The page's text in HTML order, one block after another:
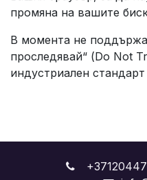
промяна на вашите
В момента не
проследявай“ (Do Not
индустриален